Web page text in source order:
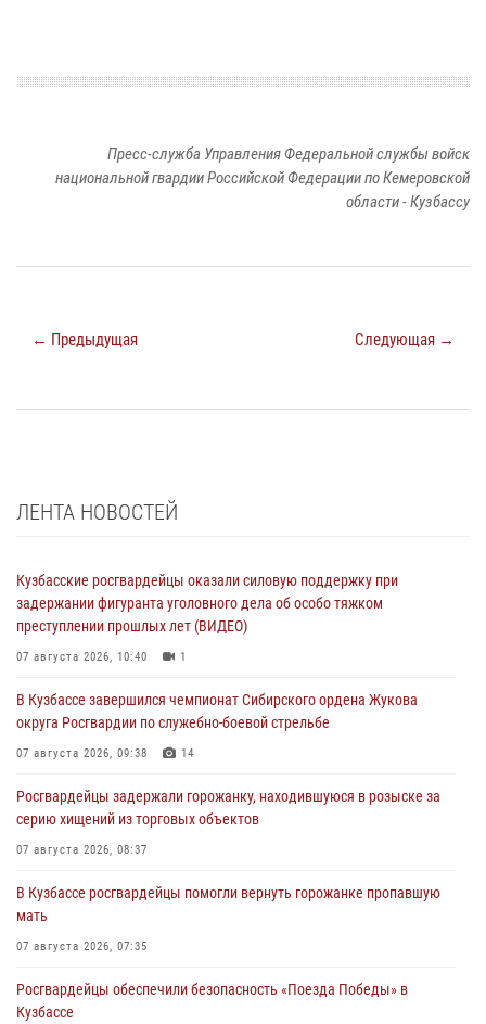
Пресс-служба Управления Федеральной службы войск
национальной гвардии Российской Федерации по Кемеровской
области - Кузбассу
← Предыдущая Следующая →
ЛЕНТА НОВОСТЕЙ
Кузбасские росгвардейцы оказали силовую поддержку при
задержании фигуранта уголовного дела об особо тяжком
преступлении прошлых лет (ВИДЕО)
07 августа 2026, 10:40 1
В Кузбассе завершился чемпионат Сибирского ордена Жукова
округа Росгвардии по служебно-боевой стрельбе
07 августа 2026, 09:38 14
Росгвардейцы задержали горожанку, находившуюся в розыске за
серию хищений из торговых объектов
07 августа 2026, 08:37
В Кузбассе росгвардейцы помогли вернуть горожанке пропавшую
мать
07 августа 2026, 07:35
Росгвардейцы обеспечили безопасность «Поезда Победы» в
Кузбассе